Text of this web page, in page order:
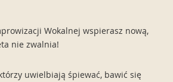
Wokalnej wspierasz nową,
nie zwalnia!
uwielbiają śpiewać, bawić się